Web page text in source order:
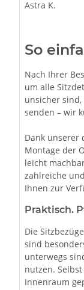
Astra K.
So
Nach Ihrer
um alle
unsicher sind,
senden – wir
Dank unserer
Montage der
leicht
zahlreiche
Ihnen zur
Praktisch.
Die
sind
unterwegs
nutzen.
Innenraum